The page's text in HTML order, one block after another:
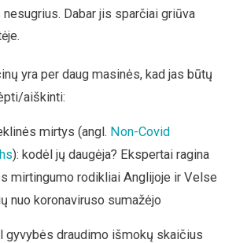
Dabar jis sparčiai griūva
yra per daug masinės, kad jas būtų
aiškinti:
mirtys (angl. Non-Covid
): kodėl jų daugėja? Ekspertai ragina
mirtingumo rodikliai Anglijoje ir Velse
nuo koronaviruso sumažėjo
gyvybės draudimo išmokų skaičius